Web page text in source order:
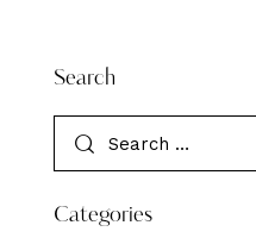
Search
Categories